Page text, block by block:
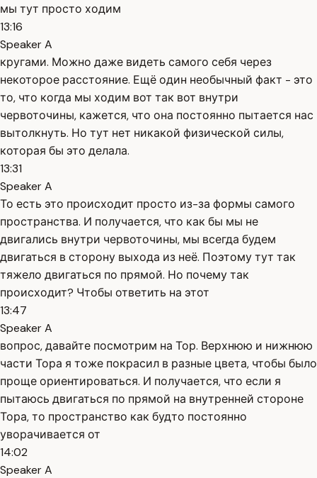
мы тут просто ходим
13:16
Speaker A
кругами. Можно даже видеть самого себя через
некоторое расстояние. Ещё один необычный факт - это
то, что когда мы ходим вот так вот внутри
червоточины, кажется, что она постоянно пытается нас
вытолкнуть. Но тут нет никакой физической силы,
которая бы это делала.
13:31
Speaker A
То есть это происходит просто из-за формы самого
пространства. И получается, что как бы мы не
двигались внутри червоточины, мы всегда будем
двигаться в сторону выхода из неё. Поэтому тут так
тяжело двигаться по прямой. Но почему так
происходит? Чтобы ответить на этот
13:47
Speaker A
вопрос, давайте посмотрим на Тор. Верхнюю и нижнюю
части Тора я тоже покрасил в разные цвета, чтобы было
проще ориентироваться. И получается, что если я
пытаюсь двигаться по прямой на внутренней стороне
Тора, то пространство как будто постоянно
уворачивается от
14:02
Speaker A